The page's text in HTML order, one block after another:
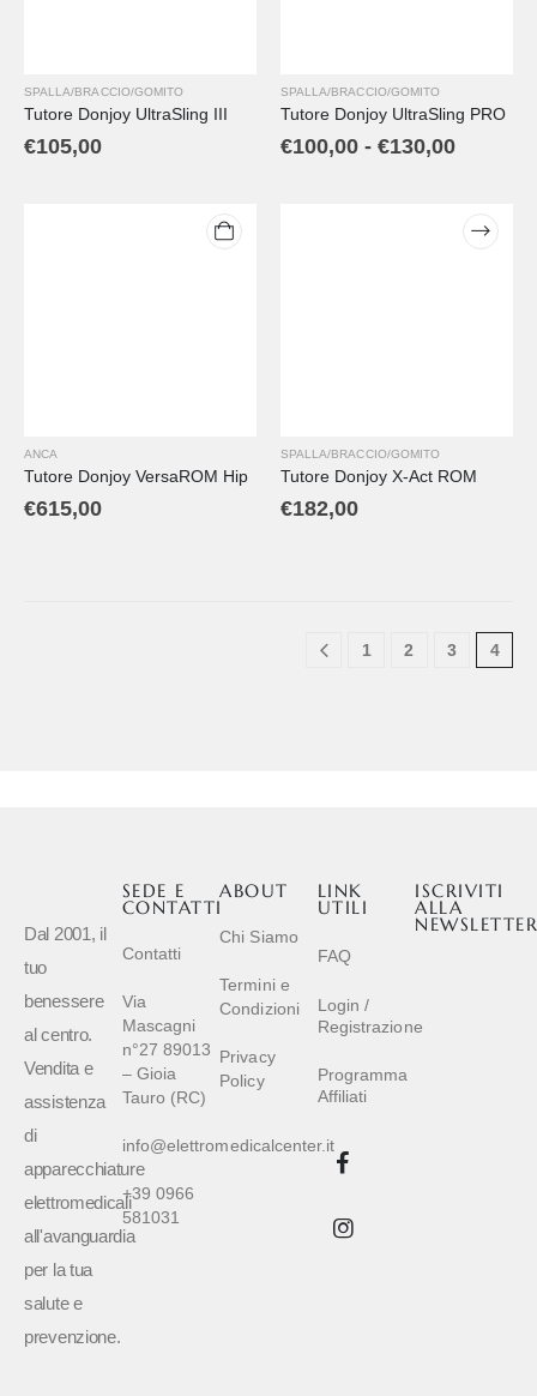
SPALLA/BRACCIO/GOMITO
Tutore Donjoy UltraSling III
€105,00
SPALLA/BRACCIO/GOMITO
Tutore Donjoy UltraSling PRO
€100,00 - €130,00
ANCA
Tutore Donjoy VersaROM Hip
€615,00
SPALLA/BRACCIO/GOMITO
Tutore Donjoy X-Act ROM
€182,00
1 2 3 4
Dal 2001, il
tuo
benessere
al centro.
Vendita e
assistenza
di
apparecchiature
elettromedicali
all'avanguardia
per la tua
salute e
prevenzione.
LINK
UTILI
FAQ
Login /
Registrazione
Programma
Affiliati
ABOUT
Chi Siamo
Termini e
Condizioni
Privacy
Policy
SEDE E
CONTATTI
Contatti
Via
Mascagni
n°27 89013
– Gioia
Tauro (RC)
info@elettromedicalcenter.it
+39 0966
581031
ISCRIVITI
ALLA